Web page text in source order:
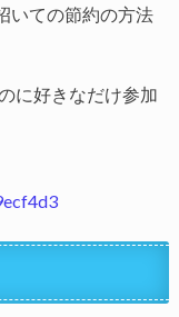
いての節約の方法
に好きなだけ参加